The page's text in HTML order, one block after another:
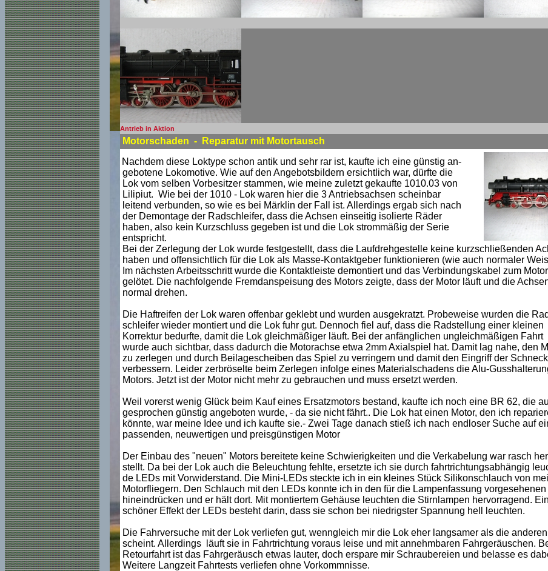
Antrieb in Aktion
Motorschaden - Reparatur mit Motortausch
Nachdem diese Loktype schon antik und sehr rar ist, kaufte ich eine günstig an-
gebotene Lokomotive. Wie auf den Angebotsbildern ersichtlich war, dürfte die
Lok vom selben Vorbesitzer stammen, wie meine zuletzt gekaufte 1010.03 von
Lilipiut. Wie bei der 1010 - Lok waren hier die 3 Antriebsachsen scheinbar
leitend verbunden, so wie es bei Märklin der Fall ist. Allerdings ergab sich nach
der Demontage der Radschleifer, dass die Achsen einseitig isolierte Räder
haben, also kein Kurzschluss gegeben ist und die Lok strommäßig der Serie
entspricht.
Bei der Zerlegung der Lok wurde festgestellt, dass die Laufdrehgestelle keine kurzschließenden
haben und offensichtlich für die Lok als Masse-Kontaktgeber funktionieren (wie auch normaler
Im nächsten Arbeitsschritt wurde die Kontaktleiste demontiert und das Verbindungskabel zum
gelötet. Die nachfolgende Fremdanspeisung des Motors zeigte, dass der Motor läuft und die
normal drehen.
Die Haftreifen der Lok waren offenbar geklebt und wurden ausgekratzt. Probeweise wurden die
schleifer wieder montiert und die Lok fuhr gut. Dennoch fiel auf, dass die Radstellung einer kleinen
Korrektur bedurfte, damit die Lok gleichmäßiger läuft. Bei der anfänglichen ungleichmäßigen Fahrt
wurde auch sichtbar, dass dadurch die Motorachse etwa 2mm Axialspiel hat. Damit lag nahe, den
zu zerlegen und durch Beilagescheiben das Spiel zu verringern und damit den Eingriff der
verbessern. Leider zerbröselte beim Zerlegen infolge eines Materialschadens die Alu-
Motors. Jetzt ist der Motor nicht mehr zu gebrauchen und muss ersetzt werden.
Weil vorerst wenig Glück beim Kauf eines Ersatzmotors bestand, kaufte ich noch eine BR 62, die
gesprochen günstig angeboten wurde, - da sie nicht fährt.. Die Lok hat einen Motor, den ich
könnte, war meine Idee und ich kaufte sie.- Zwei Tage danach stieß ich nach endloser Suche auf
passenden, neuwertigen und preisgünstigen Motor
Der Einbau des "neuen" Motors bereitete keine Schwierigkeiten und die Verkabelung war rasch
stellt. Da bei der Lok auch die Beleuchtung fehlte, ersetzte ich sie durch fahrtrichtungsabhängig
de LEDs mit Vorwiderstand. Die Mini-LEDs steckte ich in ein kleines Stück Silikonschlauch von
Motorfliegern. Den Schlauch mit den LEDs konnte ich in den für die Lampenfassung
hineindrücken und er hält dort. Mit montiertem Gehäuse leuchten die Stirnlampen hervorragend. Ein
schöner Effekt der LEDs besteht darin, dass sie schon bei niedrigster Spannung hell leuchten.
Die Fahrversuche mit der Lok verliefen gut, wenngleich mir die Lok eher langsamer als die
scheint. Allerdings läuft sie in Fahrtrichtung voraus leise und mit annehmbaren Fahrgeräuschen.
Retourfahrt ist das Fahrgeräusch etwas lauter, doch erspare mir Schraubereien und belasse es
Weitere Langzeit Fahrtests verliefen ohne Vorkommnisse.